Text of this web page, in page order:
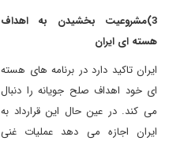
3)مشروعیت بخشیدن به اهداف
هسته ای ایران
ایران تاکید دارد در برنامه های هسته
ای خود اهداف صلح جویانه را دنبال
می کند. در عین حال این قرارداد به
ایران اجازه می دهد عملیات غنی